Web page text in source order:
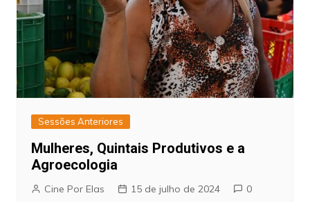
Sessões Anteriores
Mulheres, Quintais Produtivos e a
Agroecologia
Cine Por Elas 15 de julho de 2024 0